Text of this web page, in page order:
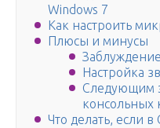
Windows 7
Как настроить
Плюсы и минусы
Настройка
Следующим
консольных
Что делать, если в